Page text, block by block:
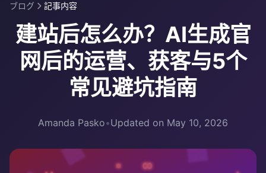
ブログ 記事内容
建站后怎么办？AI生成官
网后的运营、获客与5个
常见避坑指南
Amanda Pasko•Updated on May 10, 2026